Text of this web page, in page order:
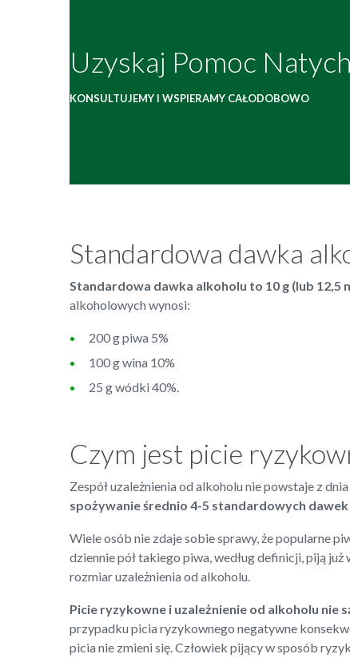
Uzyskaj Pomoc
KONSULTUJEMY I WSPIERAMY CAŁODOBOWO
Standardowa dawka
Standardowa dawka alkoholu to 10 g (lub
alkoholowych wynosi:
200 g piwa 5%
100 g wina 10%
25 g wódki 40%.
Czym jest picie
Zespół uzależnienia od alkoholu nie powstaje z
spożywanie średnio 4-5 standardowych
Wiele osób nie zdaje sobie sprawy, że popularne
dziennie pół takiego piwa, według definicji, piją
rozmiar uzależnienia od alkoholu.
Picie ryzykowne i uzależnienie od alkoholu nie
przypadku picia ryzykownego negatywne
picia nie zmieni się. Człowiek pijący w sposób